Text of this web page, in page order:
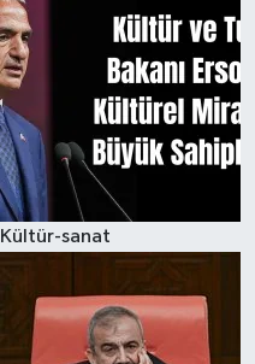
Kültür-sanat